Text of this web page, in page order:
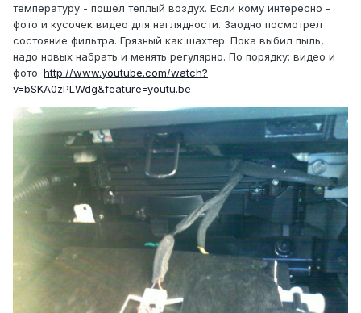
температуру - пошел теплый воздух. Если кому интересно -
фото и кусочек видео для наглядности. Заодно посмотрел
состояние фильтра. Грязный как шахтер. Пока выбил пыль,
надо новых набрать и менять регулярно. По порядку: видео и
фото. http://www.youtube.com/watch?
v=bSKA0zPLWdg&feature=youtu.be